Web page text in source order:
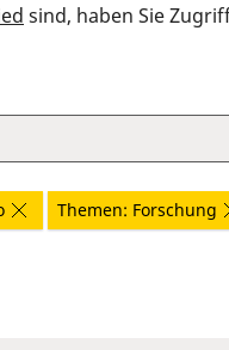
sind, haben Sie
Themen: Forschung